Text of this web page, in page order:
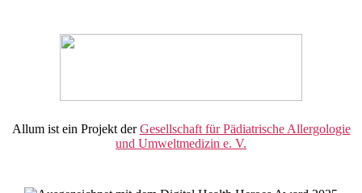
Allum ist ein Projekt derGesellschaft für Pädiatrische Allergologie
und Umweltmedizin e. V.